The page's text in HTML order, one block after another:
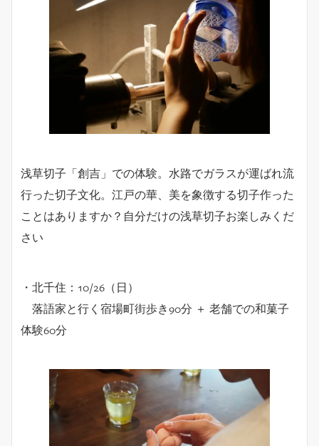
浅草切子「創吉」での体験。水路でガラスが運ばれ流
行った切子文化。江戸の華、美を象徴する切子作った
ことはありますか？自分だけの浅草切子お楽しみくだ
さい
・北千住：10/26（日）
落語家と行く宿場町街歩き90分 ＋ 老舗での和菓子
体験60分